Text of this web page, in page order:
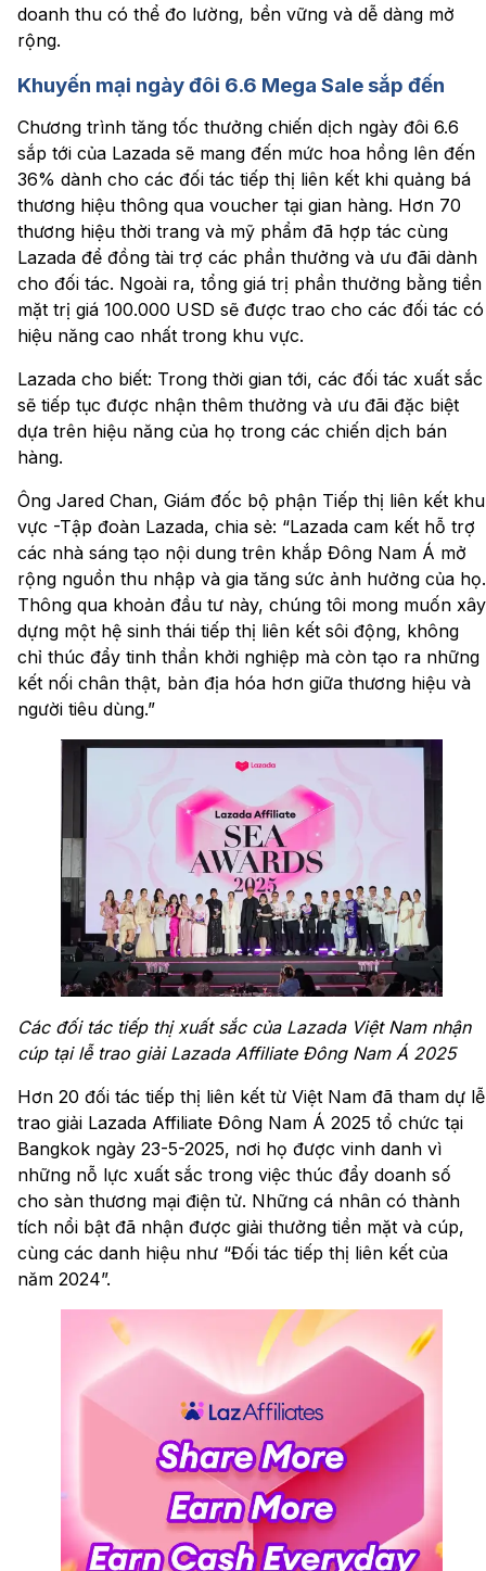
doanh thu có thể đo lường, bền vững và dễ dàng mở
rộng.
Khuyến mại ngày đôi 6.6 Mega Sale sắp đến
Chương trình tăng tốc thưởng chiến dịch ngày đôi 6.6
sắp tới của Lazada sẽ mang đến mức hoa hồng lên đến
36% dành cho các đối tác tiếp thị liên kết khi quảng bá
thương hiệu thông qua voucher tại gian hàng. Hơn 70
thương hiệu thời trang và mỹ phẩm đã hợp tác cùng
Lazada để đồng tài trợ các phần thưởng và ưu đãi dành
cho đối tác. Ngoài ra, tổng giá trị phần thưởng bằng tiền
mặt trị giá 100.000 USD sẽ được trao cho các đối tác có
hiệu năng cao nhất trong khu vực.
Lazada cho biết: Trong thời gian tới, các đối tác xuất sắc
sẽ tiếp tục được nhận thêm thưởng và ưu đãi đặc biệt
dựa trên hiệu năng của họ trong các chiến dịch bán
hàng.
Ông Jared Chan, Giám đốc bộ phận Tiếp thị liên kết khu
vực -Tập đoàn Lazada, chia sẻ: “Lazada cam kết hỗ trợ
các nhà sáng tạo nội dung trên khắp Đông Nam Á mở
rộng nguồn thu nhập và gia tăng sức ảnh hưởng của họ.
Thông qua khoản đầu tư này, chúng tôi mong muốn xây
dựng một hệ sinh thái tiếp thị liên kết sôi động, không
chỉ thúc đẩy tinh thần khởi nghiệp mà còn tạo ra những
kết nối chân thật, bản địa hóa hơn giữa thương hiệu và
người tiêu dùng.”
Các đối tác tiếp thị xuất sắc của Lazada Việt Nam nhận
cúp tại lễ trao giải Lazada Affiliate Đông Nam Á 2025
Hơn 20 đối tác tiếp thị liên kết từ Việt Nam đã tham dự lễ
trao giải Lazada Affiliate Đông Nam Á 2025 tổ chức tại
Bangkok ngày 23-5-2025, nơi họ được vinh danh vì
những nỗ lực xuất sắc trong việc thúc đẩy doanh số
cho sàn thương mại điện tử. Những cá nhân có thành
tích nổi bật đã nhận được giải thưởng tiền mặt và cúp,
cùng các danh hiệu như “Đối tác tiếp thị liên kết của
năm 2024”.